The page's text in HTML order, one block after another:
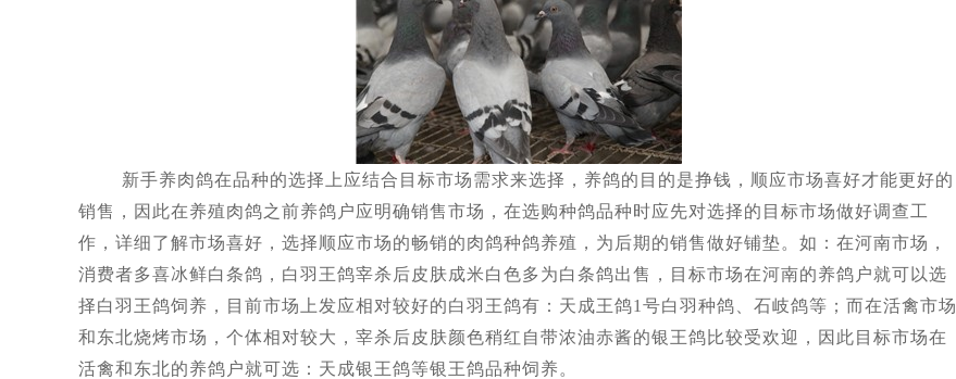
新手养肉鸽在品种的选择上应结合目标市场需求来选择，养鸽的目的是挣钱，顺应市场喜好才能更好的
销售，因此在养殖肉鸽之前养鸽户应明确销售市场，在选购种鸽品种时应先对选择的目标市场做好调查工
作，详细了解市场喜好，选择顺应市场的畅销的肉鸽种鸽养殖，为后期的销售做好铺垫。如：在河南市场，
消费者多喜冰鲜白条鸽，白羽王鸽宰杀后皮肤成米白色多为白条鸽出售，目标市场在河南的养鸽户就可以选
择白羽王鸽饲养，目前市场上发应相对较好的白羽王鸽有：天成王鸽1号白羽种鸽、石岐鸽等；而在活禽市场
和东北烧烤市场，个体相对较大，宰杀后皮肤颜色稍红自带浓油赤酱的银王鸽比较受欢迎，因此目标市场在
活禽和东北的养鸽户就可选：天成银王鸽等银王鸽品种饲养。